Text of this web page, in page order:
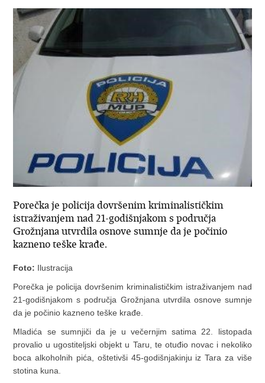
Porečka je policija dovršenim kriminalističkim
istraživanjem nad 21-godišnjakom s područja
Grožnjana utvrdila osnove sumnje da je počinio
kazneno teške krađe.
Foto: Ilustracija
Porečka je policija dovršenim kriminalističkim istraživanjem nad
21-godišnjakom s područja Grožnjana utvrdila osnove sumnje
da je počinio kazneno teške krađe.
Mladića se sumnjiči da je u večernjim satima 22. listopada
provalio u ugostiteljski objekt u Taru, te otuđio novac i nekoliko
boca alkoholnih pića, oštetivši 45-godišnjakinju iz Tara za više
stotina kuna.